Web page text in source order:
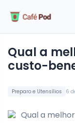
Preparo e Utensílios 6
Qual a melhor prensa francesa
custo-